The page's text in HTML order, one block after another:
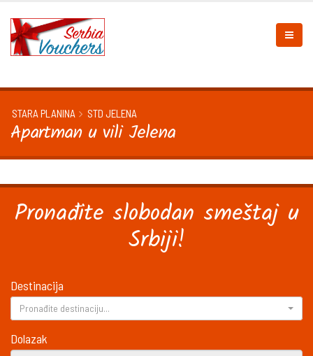
STARA PLANINA STD JELENA
Apartman u vili Jelena
Pronađite slobodan smeštaj u
Srbiji!
Destinacija
Pronađite destinaciju...
Dolazak